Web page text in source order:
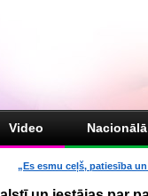
Video
„Es esmu ceļš, patiesība